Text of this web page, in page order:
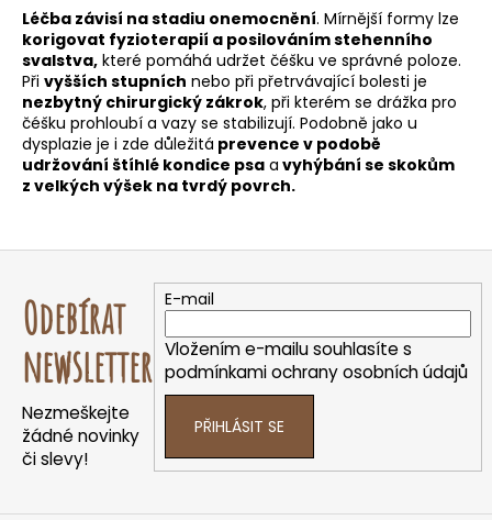
Léčba závisí na stadiu onemocnění. Mírnější formy lze
korigovat fyzioterapií a posilováním stehenního
svalstva, které pomáhá udržet čéšku ve správné poloze.
Při vyšších stupních nebo při přetrvávající bolesti je
nezbytný chirurgický zákrok, při kterém se drážka pro
čéšku prohloubí a vazy se stabilizují. Podobně jako u
dysplazie je i zde důležitá prevence v podobě
udržování štíhlé kondice psa a vyhýbání se skokům
z velkých výšek na tvrdý povrch.
HLEDAT
D
o
p
u
j
e
m
e
Odebírat
newsletter
Nezmeškejte
žádné novinky
či slevy!
E-mail
Vložením e-mailu souhlasíte s
podmínkami ochrany osobních údajů
PŘIHLÁSIT SE